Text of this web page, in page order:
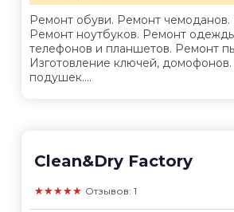
Ремонт обуви. Ремонт чемоданов.
Ремонт ноутбуков. Ремонт
телефонов и планшетов. Ремонт
Изготовление ключей, домофонов.
подушек....
Clean&Dry Factory
★★★★★ Отзывов: 1